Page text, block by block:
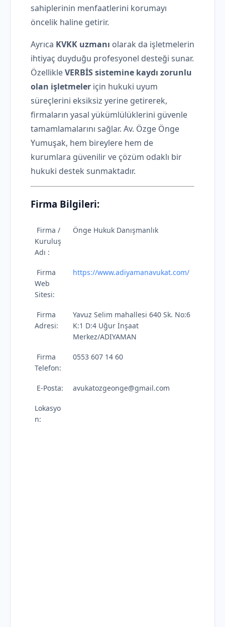
sahiplerinin menfaatlerini korumayı
öncelik haline getirir.
Ayrıca KVKK uzmanı olarak da işletmelerin
ihtiyaç duyduğu profesyonel desteği sunar.
ÖzellikleVERBİS sistemine kaydı zorunlu
olan işletmeler için hukuki uyum
süreçlerini eksiksiz yerine getirerek,
firmaların yasal yükümlülüklerini güvenle
tamamlamalarını sağlar. Av. Özge Önge
Yumuşak, hem bireylere hem de
kurumlara güvenilir ve çözüm odaklı bir
hukuki destek sunmaktadır.
Firma Bilgileri:
Firma /
Kuruluş
Adı :
Önge Hukuk Danışmanlık
Firma
Web
Sitesi:
https://www.adiyamanavukat.com/
Firma
Adresi:
Yavuz Selim mahallesi 640 Sk. No:6
K:1 D:4 Uğur İnşaat
Merkez/ADIYAMAN
Firma
Telefon:
0553 607 14 60
E-Posta: avukatozgeonge@gmail.com
Lokasyo
n: